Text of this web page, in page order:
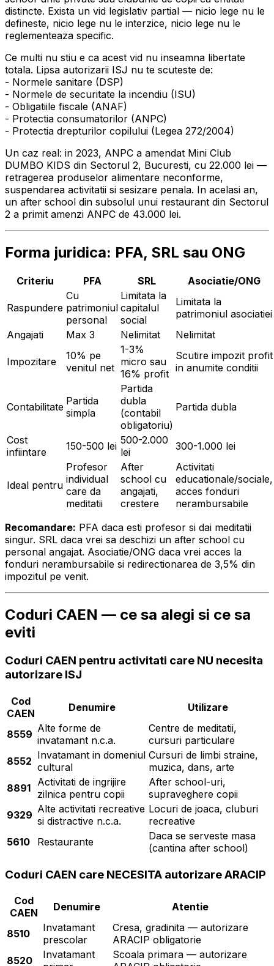
distincte. Exista un vid legislativ partial — nicio lege nu le
defineste, nicio lege nu le interzice, nicio lege nu le
reglementeaza specific.
Ce multi nu stiu e ca acest vid nu inseamna libertate
totala. Lipsa autorizarii ISJ nu te scuteste de:
- Normele sanitare (DSP)
- Normele de securitate la incendiu (ISU)
- Obligatiile fiscale (ANAF)
- Protectia consumatorilor (ANPC)
- Protectia drepturilor copilului (Legea 272/2004)
Un caz real: in 2023, ANPC a amendat Mini Club
DUMBO KIDS din Sectorul 2, Bucuresti, cu 22.000 lei —
retragerea produselor alimentare neconforme,
suspendarea activitatii si sesizare penala. In acelasi an,
un after school din subsolul unui restaurant din Sectorul
2 a primit amenzi ANPC de 43.000 lei.
Forma juridica: PFA, SRL sau ONG
Criteriu PFA SRL Asociatie/ONG
Raspundere
Cu
patrimoniul
personal
Limitata la
capitalul
social
Limitata la
patrimoniul asociatiei
Angajati
Max 3 Nelimitat Nelimitat
Impozitare
10% pe
venitul net
1-3%
micro sau
16% profit
Scutire impozit profit
in anumite conditii
Contabilitate Partida
simpla
Partida
dubla
(contabil
obligatoriu)
Partida dubla
Cost
infiintare
150-500 lei 500-2.000
lei
300-1.000 lei
Ideal pentru
Profesor
individual
care da
meditatii
After
school cu
angajati,
crestere
Activitati
educationale/sociale,
acces fonduri
nerambursabile
Recomandare: PFA daca esti profesor si dai meditatii
singur. SRL daca vrei sa deschizi un after school cu
personal angajat. Asociatie/ONG daca vrei acces la
fonduri nerambursabile si redirectionarea de 3,5% din
impozitul pe venit.
Coduri CAEN — ce sa alegi si ce sa
eviti
Coduri CAEN pentru activitati care NU necesita
autorizare ISJ
Cod
CAEN
Denumire Utilizare
8559 Alte forme de
invatamant n.c.a.
Centre de meditatii,
cursuri particulare
8552 Invatamant in domeniul
cultural
Cursuri de limbi straine,
muzica, dans, arte
8891 Activitati de ingrijire
zilnica pentru copii
After school-uri,
supraveghere copii
9329 Alte activitati recreative
si distractive n.c.a.
Locuri de joaca, cluburi
recreative
5610
Restaurante
Daca se serveste masa
(cantina after school)
Coduri CAEN care NECESITA autorizare ARACIP
Cod
CAEN
Denumire Atentie
8510
Invatamant
prescolar
Cresa, gradinita — autorizare
ARACIP obligatorie
8520
Invatamant
Scoala primara — autorizare